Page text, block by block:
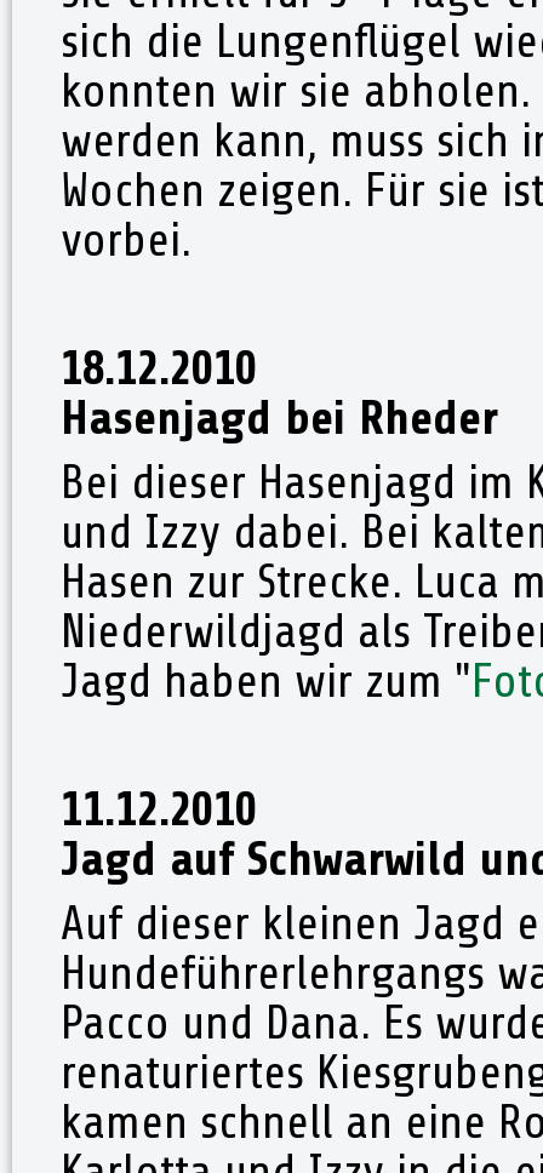
sich die Lungenflügel
konnten wir sie
werden kann, muss sich
Wochen zeigen. Für sie
vorbei.
18.12.2010
Hasenjagd bei Rheder
Bei dieser Hasenjagd im
und Izzy dabei. Bei
Hasen zur Strecke. Luca
Niederwildjagd als
Jagd haben wir zum "
11.12.2010
Jagd auf Schwarwild
Auf dieser kleinen Jagd
Hundeführerlehrgangs
Pacco und Dana. Es
renaturiertes
kamen schnell an eine